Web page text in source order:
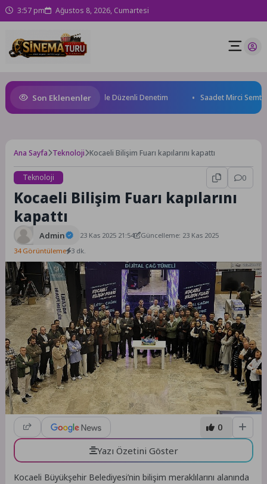
3:57 pm Ağustos 8, 2026, Cumartesi
Son Eklenenler
Geçici Pazar Yerinde Düzenli Denetim Saadet Mirci Semt
Ana Sayfa Teknoloji Kocaeli Bilişim Fuarı kapılarını kapattı
Teknoloji 0
Kocaeli Bilişim Fuarı kapılarını
kapattı
Admin 23 Kas 2025 21:54
Güncelleme: 23 Kas 2025
34 Görüntüleme 3 dk.
0
Yazı Özetini Göster
Kocaeli Büyükşehir Belediyesi’nin bilişim meraklılarını alanında